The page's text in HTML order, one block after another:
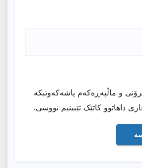
و ماڵپەڕەکەم پاشەکەوتبکە
داهاتوو کاتێک تێبینیم نووسی.